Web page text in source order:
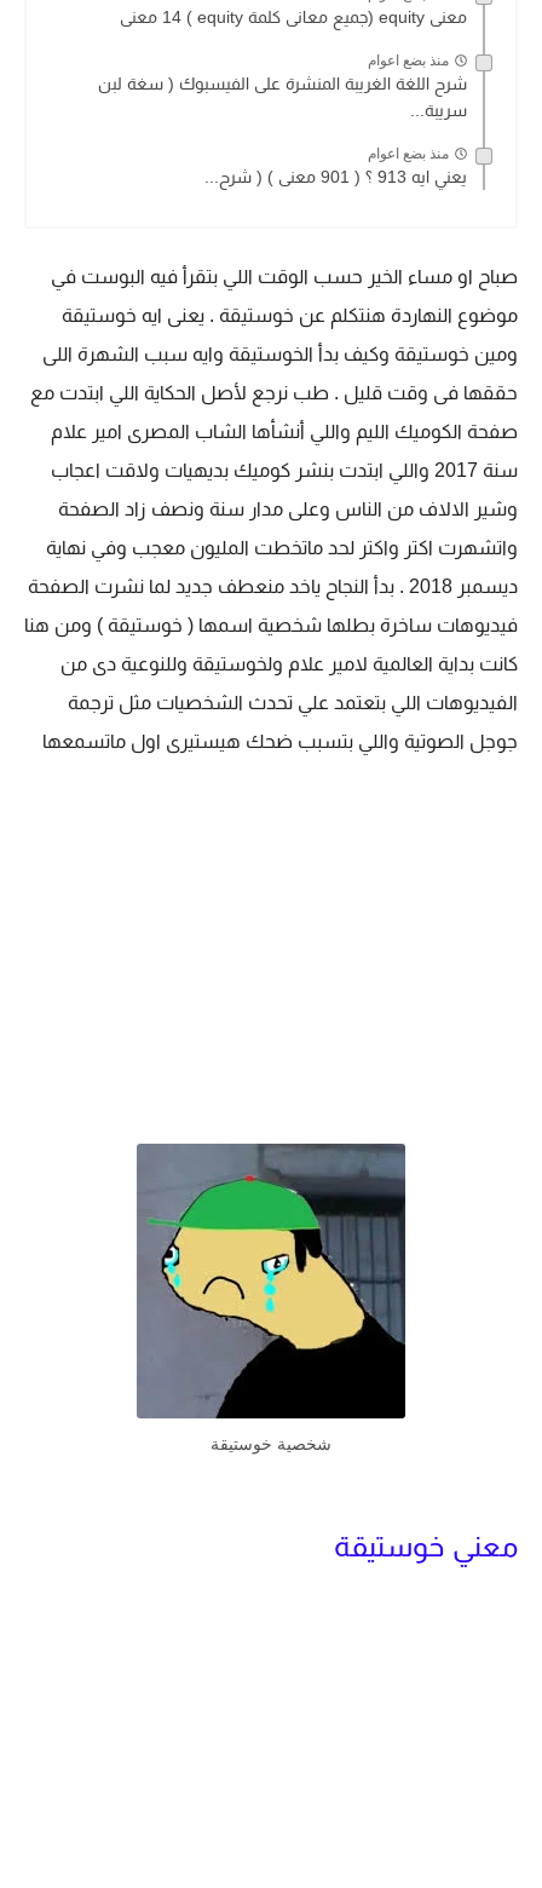
معنى equity (جميع معانى كلمة equity ) 14 معنى
منذ بضع اعوام
شرح اللغة الغريبة المنشرة على الفيسبوك ( سغة لبن
سريبة...
منذ بضع اعوام
يعني ايه 913 ؟ ( 901 معنى ) ( شرح...
صباح او مساء الخير حسب الوقت اللي بتقرأ فيه البوست في
موضوع النهاردة هنتكلم عن خوستيقة . يعنى ايه خوستيقة
ومين خوستيقة وكيف بدأ الخوستيقة وايه سبب الشهرة اللى
حققها فى وقت قليل . طب نرجع لأصل الحكاية اللي ابتدت مع
صفحة الكوميك الليم واللي أنشأها الشاب المصرى امير علام
سنة 2017 واللي ابتدت بنشر كوميك بديهيات ولاقت اعجاب
وشير الالاف من الناس وعلى مدار سنة ونصف زاد الصفحة
واتشهرت اكتر واكتر لحد ماتخطت المليون معجب وفي نهاية
ديسمبر 2018 . بدأ النجاح ياخد منعطف جديد لما نشرت الصفحة
فيديوهات ساخرة بطلها شخصية اسمها ( خوستيقة ) ومن هنا
كانت بداية العالمية لامير علام ولخوستيقة وللنوعية دى من
الفيديوهات اللي بتعتمد علي تحدث الشخصيات مثل ترجمة
جوجل الصوتية واللي بتسبب ضحك هيستيرى اول ماتسمعها
شخصية خوستيقة
معني خوستيقة